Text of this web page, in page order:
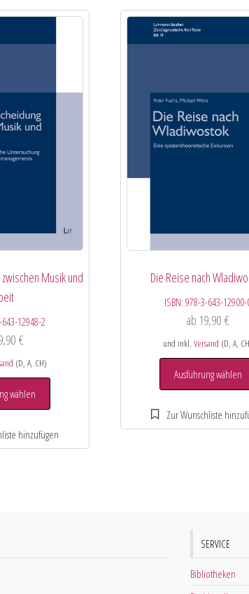
Musik und
12948-2
€
(D, A, CH)
wählen
Die Reise nach
ISBN:978-3-643-
ab 19,90€
und inkl.Versand (D, A,
Ausführung wählen
SERVICE
Bibliotheken